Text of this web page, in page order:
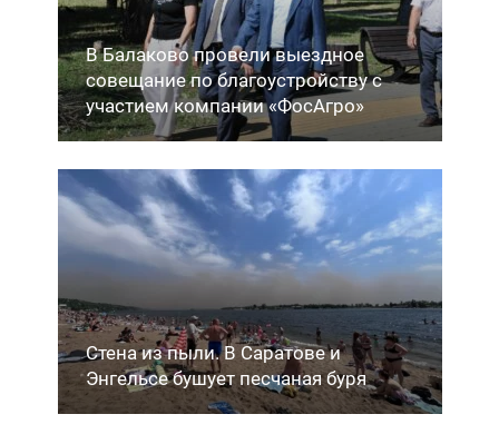
В Балаково провели выездное
совещание по благоустройству с
участием компании «ФосАгро»
Стена из пыли. В Саратове и
Энгельсе бушует песчаная буря